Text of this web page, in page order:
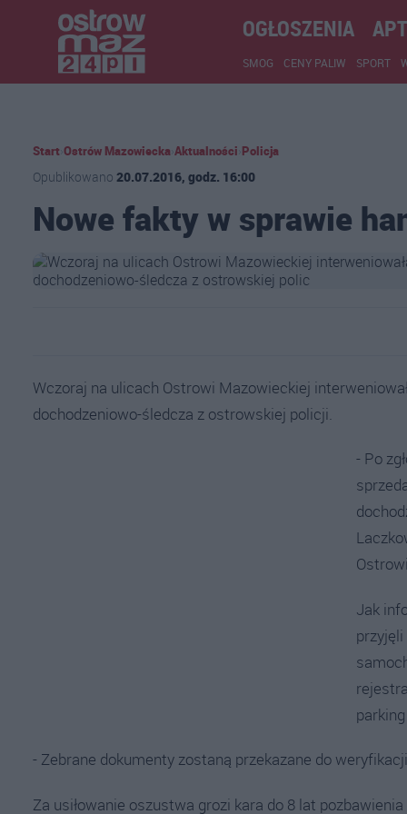
OGŁOSZENIA
SMOG CENY PALIW SPORT
Start Ostrów Mazowiecka Aktualności Policja
Opublikowano 20.07.2016, godz. 16:00
Nowe fakty w sprawie
Wczoraj na ulicach Ostrowi Mazowieckiej
dochodzeniowo-śledcza z ostrowskiej policji.
- Po
Jak
- Zebrane dokumenty zostaną przekazane do
Za usiłowanie oszustwa grozi kara do 8 lat